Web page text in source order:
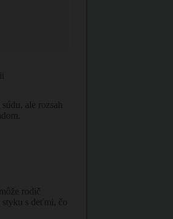
ale rozsah
rodič
styku s deťmi, čo